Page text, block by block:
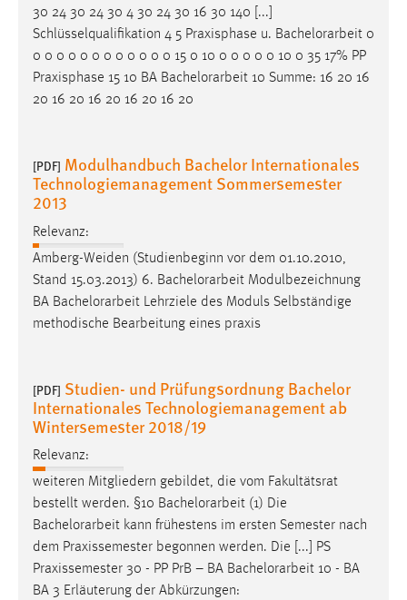
30 24 30 24 30 4 30 24 30 16 30 140 [...]
Schlüsselqualifikation 4 5 Praxisphase u. Bachelorarbeit 0
0 0 0 0 0 0 0 0 0 0 0 0 15 0 10 0 0 0 0 0 10 0 35 17% PP
Praxisphase 15 10 BA Bachelorarbeit 10 Summe: 16 20 16
20 16 20 16 20 16 20 16 20
[PDF] Modulhandbuch Bachelor Internationales
Technologiemanagement Sommersemester
2013
Relevanz:
Amberg-Weiden (Studienbeginn vor dem 01.10.2010,
Stand 15.03.2013) 6. Bachelorarbeit Modulbezeichnung
BA Bachelorarbeit Lehrziele des Moduls Selbständige
methodische Bearbeitung eines praxis
[PDF] Studien- und Prüfungsordnung Bachelor
Internationales Technologiemanagement ab
Wintersemester 2018/19
Relevanz:
weiteren Mitgliedern gebildet, die vom Fakultätsrat
bestellt werden. §10 Bachelorarbeit (1) Die
Bachelorarbeit kann frühestens im ersten Semester nach
dem Praxissemester begonnen werden. Die [...] PS
Praxissemester 30 - PP PrB – BA Bachelorarbeit 10 - BA
BA 3 Erläuterung der Abkürzungen: